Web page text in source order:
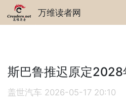
万维读者网
斯巴鲁推迟原定2028
盖世汽车 2026-05-17 20:10